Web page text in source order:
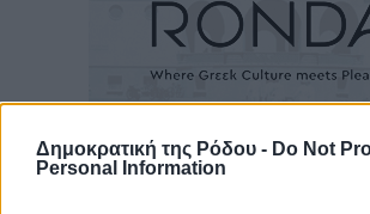
Δημοκρατική της Ρόδου - Do Not
Personal InformationΡοή ειδήσεων